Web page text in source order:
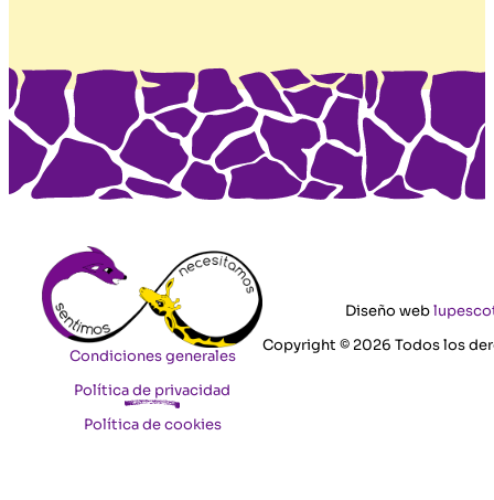
Condiciones generales
Política de privacidad
Política de cookies
Copyright © 2026 Todos los
Diseño web